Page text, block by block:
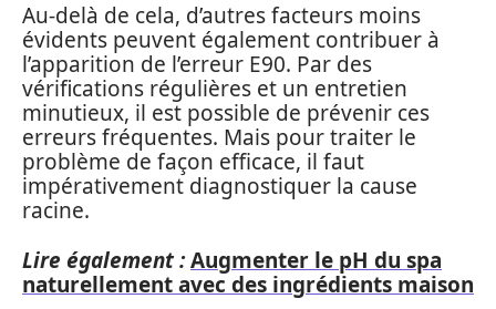
Au-delà de cela, d’autres facteurs moins
évidents peuvent également contribuer à
l’apparition de l’erreur E90. Par des
vérifications régulières et un entretien
minutieux, il est possible de prévenir ces
erreurs fréquentes. Mais pour traiter le
problème de façon efficace, il faut
impérativement diagnostiquer la cause
racine.
Lire également :Augmenter le pH du spa
naturellement avec des ingrédients maison